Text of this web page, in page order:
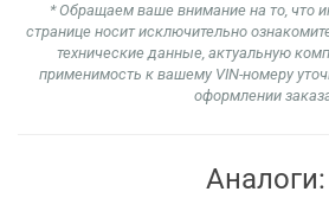
* Обращаем ваше внимание на то, что
странице носит исключительно
технические данные, актуальную
применимость к вашему VIN-номеру
оформлении
Аналоги: